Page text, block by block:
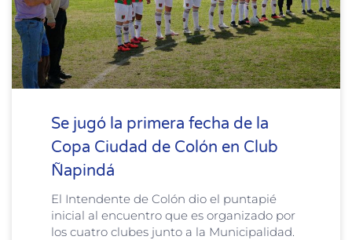
Se jugó la primera fecha de la
Copa Ciudad de Colón en Club
Ñapindá
El Intendente de Colón dio el puntapié
inicial al encuentro que es organizado por
los cuatro clubes junto a la Municipalidad.